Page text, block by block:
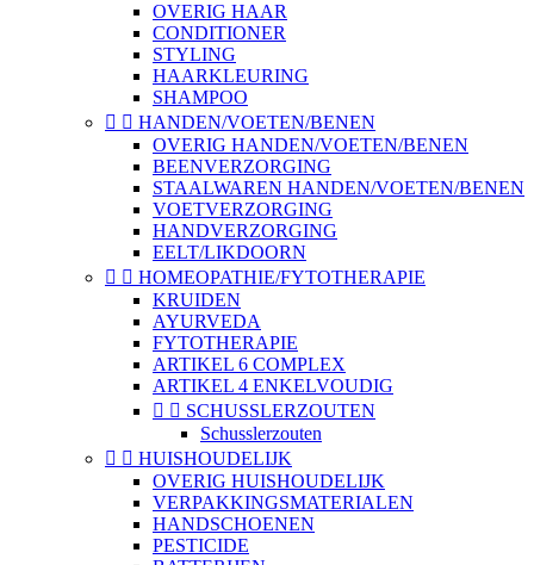
OVERIG HAAR
CONDITIONER
STYLING
HAARKLEURING
SHAMPOO
  HANDEN/VOETEN/BENEN
OVERIG HANDEN/VOETEN/BENEN
BEENVERZORGING
STAALWAREN HANDEN/VOETEN/BENEN
VOETVERZORGING
HANDVERZORGING
EELT/LIKDOORN
  HOMEOPATHIE/FYTOTHERAPIE
KRUIDEN
AYURVEDA
FYTOTHERAPIE
ARTIKEL 6 COMPLEX
ARTIKEL 4 ENKELVOUDIG
  SCHUSSLERZOUTEN
Schusslerzouten
  HUISHOUDELIJK
OVERIG HUISHOUDELIJK
VERPAKKINGSMATERIALEN
HANDSCHOENEN
PESTICIDE